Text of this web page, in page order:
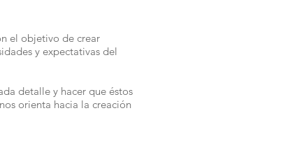
el objetivo de crear
y expectativas del
detalle y hacer que éstos
orienta hacia la creación